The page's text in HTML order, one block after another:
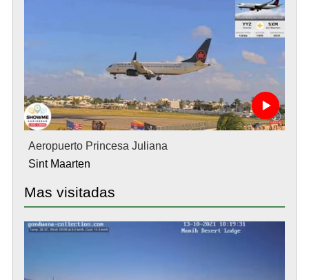
Aeropuerto Princesa Juliana
Sint Maarten
Mas visitadas